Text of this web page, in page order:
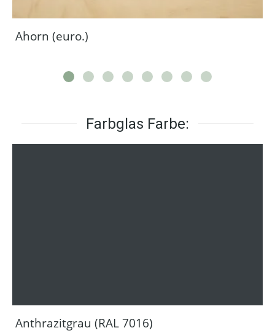
Ahorn (euro.)
Farbglas Farbe:
Anthrazitgrau (RAL 7016)